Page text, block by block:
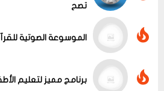
تصح
الموسوعة الصوتية
برنامج مميز لتعليم